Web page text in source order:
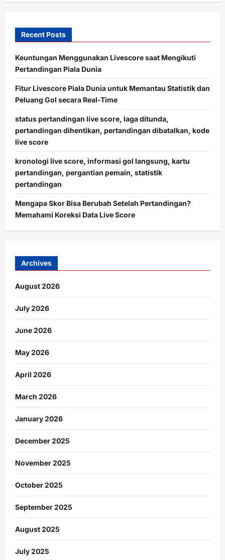
Recent Posts
Keuntungan Menggunakan Livescore saat Mengikuti
Pertandingan Piala Dunia
Fitur Livescore Piala Dunia untuk Memantau Statistik dan
Peluang Gol secara Real-Time
status pertandingan live score, laga ditunda,
pertandingan dihentikan, pertandingan dibatalkan, kode
live score
kronologi live score, informasi gol langsung, kartu
pertandingan, pergantian pemain, statistik
pertandingan
Mengapa Skor Bisa Berubah Setelah Pertandingan?
Memahami Koreksi Data Live Score
Archives
August 2026
July 2026
June 2026
May 2026
April 2026
March 2026
January 2026
December 2025
November 2025
October 2025
September 2025
August 2025
July 2025